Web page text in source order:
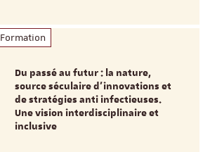
Formation
Du passé au futur : la nature,
source séculaire d’innovations et
de stratégies anti infectieuses.
Une vision interdisciplinaire et
inclusive